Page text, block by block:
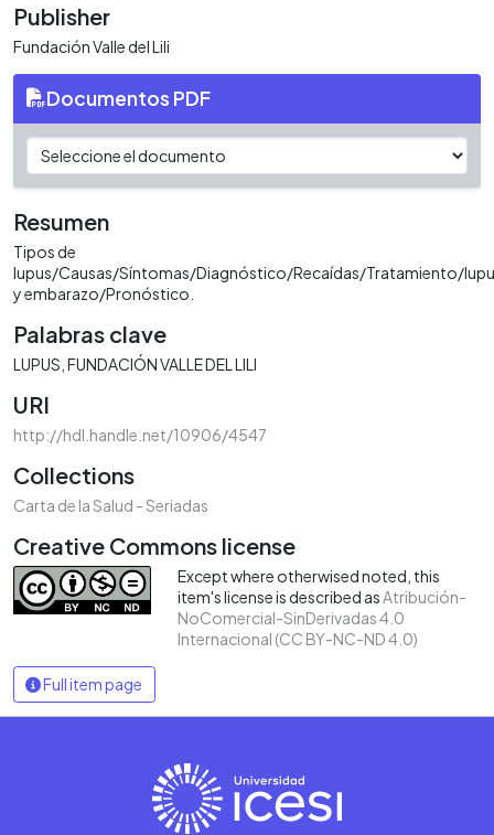
Publisher
Fundación Valle del Lili
Documentos PDF
Resumen
Tipos de
lupus/Causas/Síntomas/Diagnóstico/Recaídas/Tratamiento/
y embarazo/Pronóstico.
Palabras clave
LUPUS FUNDACIÓN VALLE DEL LILI
URI
http://hdl.handle.net/10906/4547
Collections
Carta de la Salud - Seriadas
Creative Commons license
Except where otherwised noted, this
item's license is described asAtribución-
NoComercial-SinDerivadas 4.0
Internacional (CC BY-NC-ND 4.0)
Full item page